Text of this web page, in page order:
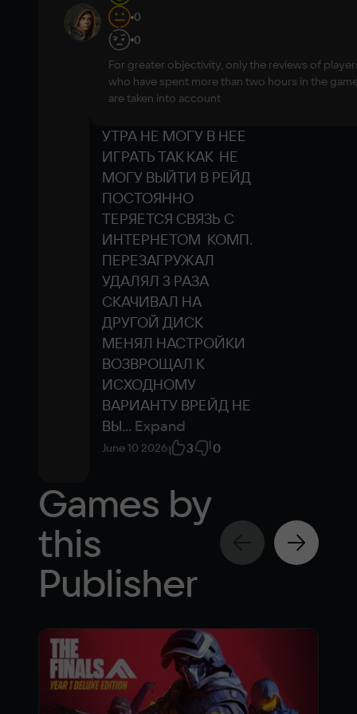
OS
Windows 10
Processor
Intel Core i5-9600K or AMD Ryzen 5 3600
Memory
16 GB ОЗУ
Video card
NVIDIA GeForce GTX 1050 Ti or AMD
Radeon RX 580 or Intel Arc A380
Space
id819946262
ИГРА ШИКАРНАЯ ВСЕ
МОМЕНТЫ ИГРЫ
ОЧЕНЬ
ПОНРАВИЛИСЬ НО
УТРА НЕ МОГУ В НЕЕ
ИГРАТЬ ТАК КАК  НЕ
МОГУ ВЫЙТИ В РЕЙД
ПОСТОЯННО
ТЕРЯЕТСЯ СВЯЗЬ С
ИНТЕРНЕТОМ  КОМП.
ПЕРЕЗАГРУЖАЛ
УДАЛЯЛ 3 РАЗА
СКАЧИВАЛ НА
ДРУГОЙ ДИСК
МЕНЯЛ НАСТРОЙКИ
ВОЗВРОЩАЛ К
ИСХОДНОМУ
ВАРИАНТУ ВРЕЙД НЕ
ВЫ... Expand
June 10 2026 3 0
0
0
For greater objectivity, only the reviews of
who have spent more than two hours in the
are taken into account
Games by
this
Publisher